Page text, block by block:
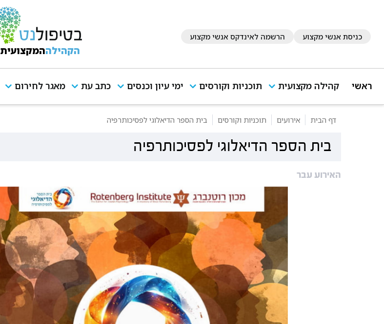
כניסת אנשי מקצוע הרשמה לאינדקס אנשי מקצוע
הקהילההמקצועית
ראשי קהילה מקצועית תוכניות וקורסים ימי עיון וכנסים כתב עת מאגר לחירום
דף הבית אירועים תוכניות וקורסים בית הספר הדיאלוגי לפסיכותרפיה
בית הספר הדיאלוגי לפסיכותרפיה
האירוע עבר